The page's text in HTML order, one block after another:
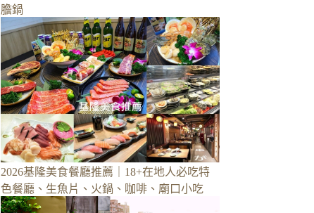
膽鍋
2026基隆美食餐廳推薦｜18+在地人必吃特
色餐廳、生魚片、火鍋、咖啡、廟口小吃